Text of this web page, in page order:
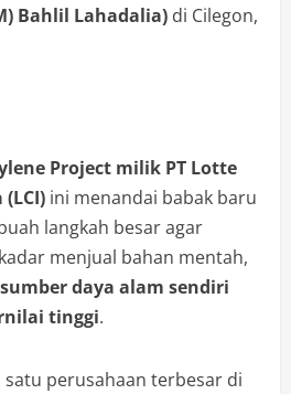
Bahlil Lahadalia) di Cilegon,
Project milik PT Lotte
ini menandai babak baru
langkah besar agar
menjual bahan mentah,
daya alam sendiri
tinggi.
satu perusahaan terbesar di